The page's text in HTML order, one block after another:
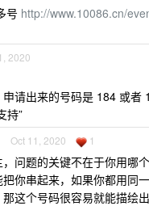
号 http://www.10086.cn/
2020
申请出来的号码是 184 或者
持”
Oct 11, 2020 1
问题的关键不在于你用哪
你串起来，如果你都用同
这个号码很容易就能描绘